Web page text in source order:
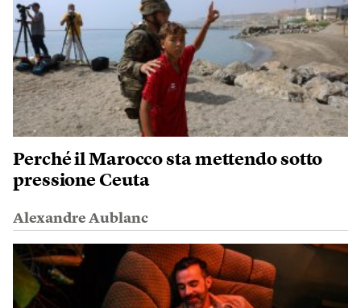
Perché il Marocco sta mettendo sotto
pressione Ceuta
Alexandre Aublanc